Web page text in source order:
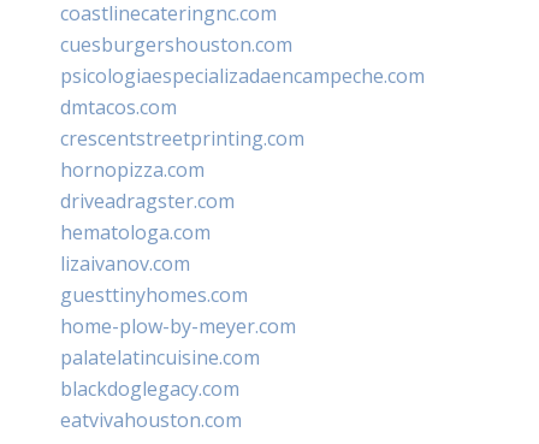
coastlinecateringnc.com
cuesburgershouston.com
psicologiaespecializadaencampeche.com
dmtacos.com
crescentstreetprinting.com
hornopizza.com
driveadragster.com
hematologa.com
lizaivanov.com
guesttinyhomes.com
home-plow-by-meyer.com
palatelatincuisine.com
blackdoglegacy.com
eatvivahouston.com